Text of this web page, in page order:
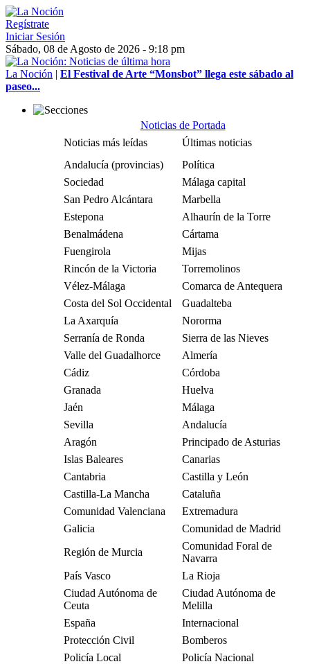
Regístrate
Iniciar Sesión
Sábado, 08 de Agosto de 2026 - 9:18 pm
La Noción | El Festival de Arte “Monsbot” llega este sábado al
paseo...
Noticias de Portada
Noticias más leídas
Últimas noticias
Andalucía (provincias)
Política
Sociedad
Málaga capital
San Pedro Alcántara
Marbella
Estepona
Alhaurín de la Torre
Benalmádena
Cártama
Fuengirola
Mijas
Rincón de la Victoria
Torremolinos
Vélez-Málaga
Comarca de Antequera
Costa del Sol Occidental
Guadalteba
La Axarquía
Nororma
Serranía de Ronda
Sierra de las Nieves
Valle del Guadalhorce
Almería
Cádiz
Córdoba
Granada
Huelva
Jaén
Málaga
Sevilla
Andalucía
Aragón
Principado de Asturias
Islas Baleares
Canarias
Cantabria
Castilla y León
Castilla-La Mancha
Cataluña
Comunidad Valenciana
Extremadura
Galicia
Comunidad de Madrid
Región de Murcia
Comunidad Foral de
Navarra
País Vasco
La Rioja
Ciudad Autónoma de
Ceuta
Ciudad Autónoma de
Melilla
España
Internacional
Protección Civil
Bomberos
Policía Local
Policía Nacional